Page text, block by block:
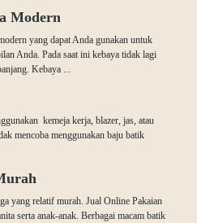
Modern
yang dapat Anda gunakan untuk
Anda. Pada saat ini kebaya tidak lagi
Kebaya ...
kemeja kerja, blazer, jas, atau
mencoba menggunakan baju batik
yang relatif murah. Jual Online Pakaian
serta anak-anak. Berbagai macam batik